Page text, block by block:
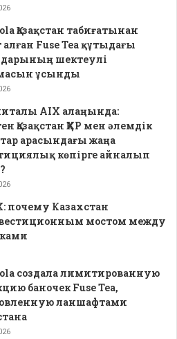
Қазақстан табиғатынан
Fuse Tea құтыдағы
шектеулі
ұсынды
AIX алаңында:
Қазақстан ҚХР мен әлемдік
арасындағы жаңа
көпірге айналып
почему Казахстан
мостом между
создала лимитированную
баночек Fuse Tea,
ланшафтами